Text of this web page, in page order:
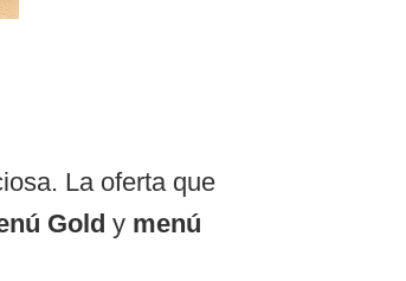
La oferta que
Gold y menú